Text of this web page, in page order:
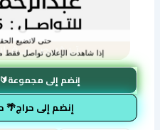
إنضم إلى
إنضم إلى